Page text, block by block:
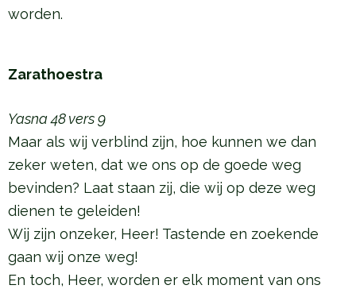
worden.
Zarathoestra
Yasna 48 vers 9
Maar als wij verblind zijn, hoe kunnen we dan
zeker weten, dat we ons op de goede weg
bevinden? Laat staan zij, die wij op deze weg
dienen te geleiden!
Wij zijn onzeker, Heer! Tastende en zoekende
gaan wij onze weg!
En toch, Heer, worden er elk moment van ons